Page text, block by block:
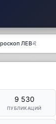
ЛЕВ♌️
9 530
ПУБЛИКАЦИЙ